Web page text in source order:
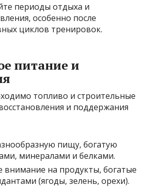
периоды отдыха и
особенно после
циклов тренировок.
питание и
топливо и строительные
и поддержания
пищу, богатую
минералами и белками.
внимание на продукты, богатые
(ягоды, зелень, орехи).